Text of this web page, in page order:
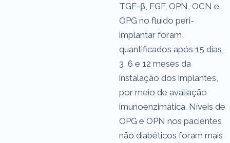
TGF-β, FGF, OPN, OCN e
OPG no fluido peri-
implantar foram
quantificados após 15 dias,
3, 6 e 12 meses da
instalação dos implantes,
por meio de avaliação
imunoenzimática. Níveis de
OPG e OPN nos pacientes
não diabéticos foram mais